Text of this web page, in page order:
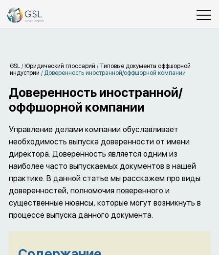
GSL / Юридический глоссарий / Типовые документы оффшорной
индустрии /Доверенность иностранной/оффшорной компании
Доверенность иностранной/
оффшорной компании
Управление делами компании обуславливает
необходимость выпуска доверенности от имени
директора. Доверенность является одним из
наиболее часто выпускаемых документов в нашей
практике. В данной статье мы расскажем про виды
доверенностей, полномочия поверенного и
существенные нюансы, которые могут возникнуть в
процессе выпуска данного документа.